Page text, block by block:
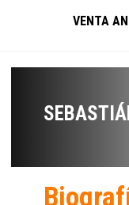
VENTA